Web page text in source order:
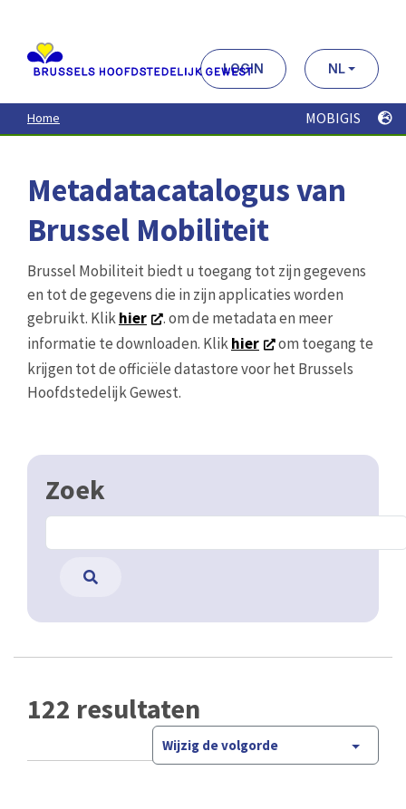
contenu
principal
LOGIN NL
Home MOBIGIS
Metadatacatalogus van
Brussel Mobiliteit
Brussel Mobiliteit biedt u toegang tot zijn gegevens
en tot de gegevens die in zijn applicaties worden
gebruikt. Klikhier
. om de metadata en meer
informatie te downloaden. Klikhier
om toegang te
krijgen tot de officiële datastore voor het Brussels
Hoofdstedelijk Gewest.
Zoek
122 resultaten
Wijzig de volgorde